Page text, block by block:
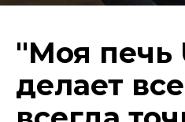
"Моя печь
делает